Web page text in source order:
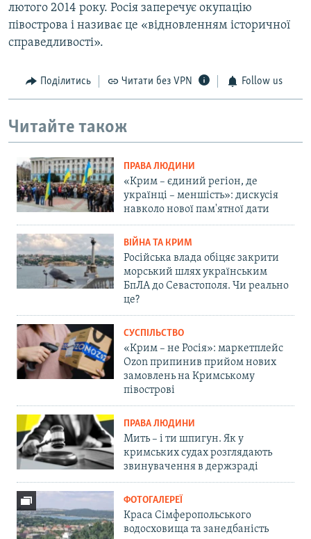
лютого 2014 року. Росія заперечує окупацію
півострова і називає це «відновленням історичної
справедливості».
Поділитись Читати без VPN Follow us
Читайте також
ПРАВА ЛЮДИНИ
«Крим – єдиний регіон, де
українці – меншість»: дискусія
навколо нової пам'ятної дати
ВІЙНА ТА КРИМ
Російська влада обіцяє закрити
морський шлях українським
БпЛА до Севастополя. Чи реально
це?
СУСПІЛЬСТВО
«Крим – не Росія»: маркетплейс
Ozon припинив прийом нових
замовлень на Кримському
півострові
ПРАВА ЛЮДИНИ
Мить – і ти шпигун. Як у
кримських судах розглядають
звинувачення в держзраді
ФОТОГАЛЕРЕЇ
Краса Сімферопольського
водосховища та занедбаність